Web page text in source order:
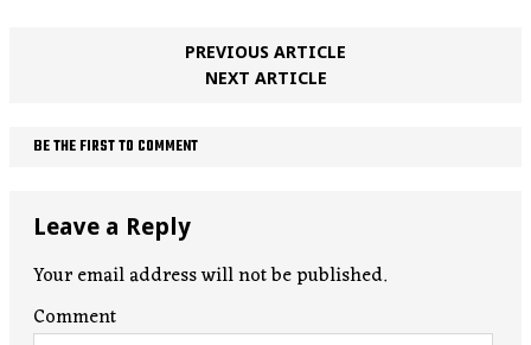
PREVIOUS ARTICLE
NEXT ARTICLE
BE THE FIRST TO COMMENT
Leave a Reply
Your email address will not be published.
Comment